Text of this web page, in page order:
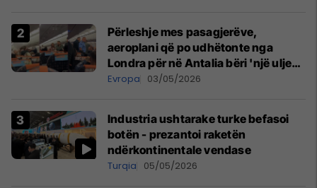
Përleshje mes pasagjerëve,
aeroplani që po udhëtonte nga
Londra për në Antalia bëri 'një ulje
emergjente' në Prishtinë
Evropa 03/05/2026
Industria ushtarake turke befasoi
botën - prezantoi raketën
ndërkontinentale vendase
Turqia 05/05/2026